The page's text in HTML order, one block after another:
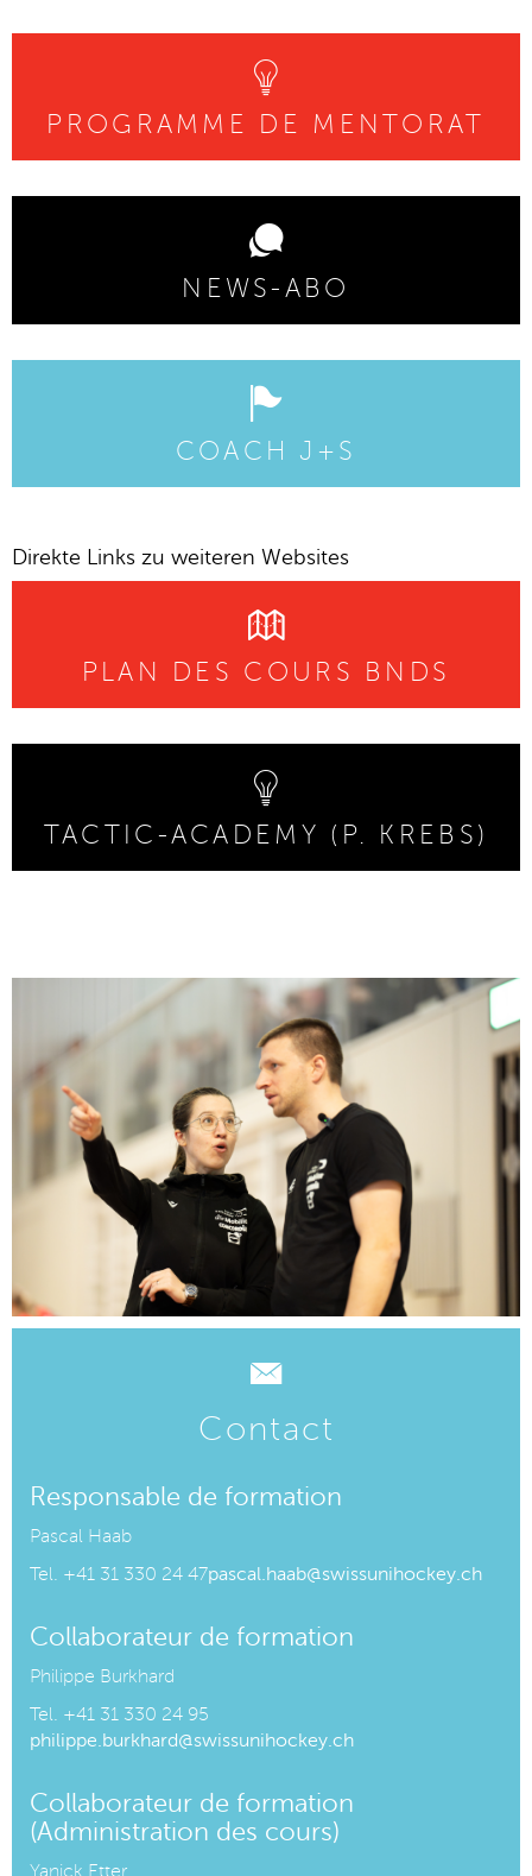
PROGRAMME DE MENTORAT
NEWS-ABO
COACH J+S
Direkte Links zu weiteren Websites
PLAN DES COURS BNDS
TACTIC-ACADEMY (P. KREBS)
Contact
Responsable de formation
Pascal Haab
Tel. +41 31 330 24 47pascal.haab@swissunihockey.ch
Collaborateur de formation
Philippe Burkhard
Tel. +41 31 330 24 95
philippe.burkhard@swissunihockey.ch
Collaborateur de formation
(Administration des cours)
Yanick Etter